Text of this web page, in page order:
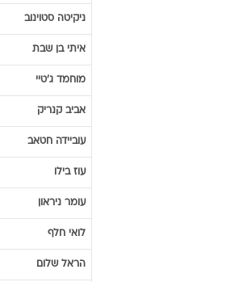
ניקיטה סטוינוב
איתי בן שבת
מוחמד ג'טיי
אביב קנריק
עוביידה חטאב
עוז בילו
עומר ניראון
לואי חלף
הראל שלום